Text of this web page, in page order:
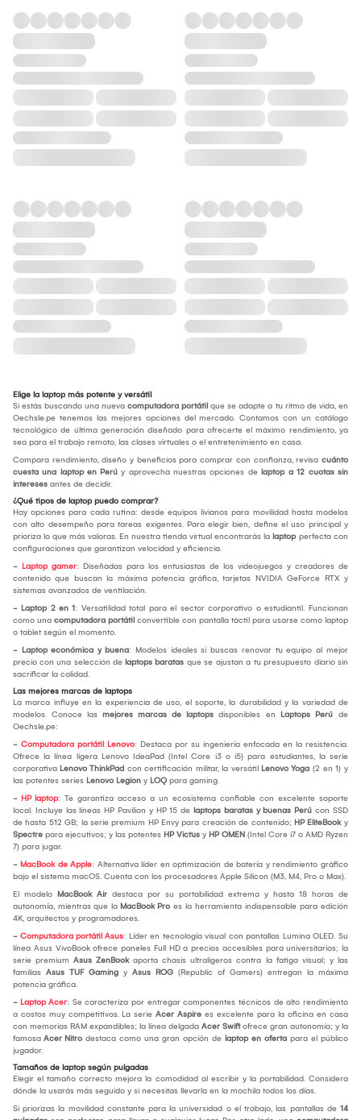
Elige la laptop más potente y versátil
Si estás buscando una nueva computadora portátil que se adapte a tu ritmo de vida, en
Oechsle.pe tenemos las mejores opciones del mercado. Contamos con un catálogo
tecnológico de última generación diseñado para ofrecerte el máximo rendimiento, ya
sea para el trabajo remoto, las clases virtuales o el entretenimiento en casa.
Compara rendimiento, diseño y beneficios para comprar con confianza, revisa cuánto
cuesta una laptop en Perú y aprovecha nuestras opciones de laptop a 12 cuotas sin
intereses antes de decidir.
¿Qué tipos de laptop puedo comprar?
Hay opciones para cada rutina: desde equipos livianos para movilidad hasta modelos
con alto desempeño para tareas exigentes. Para elegir bien, define el uso principal y
prioriza lo que más valoras. En nuestra tienda virtual encontrarás la laptopperfecta con
configuraciones que garantizan velocidad y eficiencia.
- Laptop gamer: Diseñadas para los entusiastas de los videojuegos y creadores de
contenido que buscan la máxima potencia gráfica, tarjetas NVIDIA GeForce RTX y
sistemas avanzados de ventilación.
- Laptop 2 en 1: Versatilidad total para el sector corporativo o estudiantil. Funcionan
como una computadora portátil convertible con pantalla táctil para usarse como laptop
o tablet según el momento.
- Laptop económica y buena: Modelos ideales si buscas renovar tu equipo al mejor
precio con una selección de laptops baratas que se ajustan a tu presupuesto diario sin
sacrificar la calidad.
Las mejores marcas de laptops
La marca influye en la experiencia de uso, el soporte, la durabilidad y la variedad de
modelos. Conoce las mejores marcas de laptops disponibles en Laptops Perú de
Oechsle.pe:
- Computadora portátil Lenovo: Destaca por su ingeniería enfocada en la resistencia.
Ofrece la línea ligera Lenovo IdeaPad (Intel Core i3 o i5) para estudiantes, la serie
corporativa Lenovo ThinkPad con certificación militar, la versátil Lenovo Yoga (2 en 1) y
las potentes series Lenovo Legion y LOQ para gaming.
- HP laptop: Te garantiza acceso a un ecosistema confiable con excelente soporte
local. Incluye las líneas HP Pavilion y HP 15 de laptops baratas y buenas Perú con SSD
de hasta 512 GB; la serie premium HP Envy para creación de contenido; HP EliteBooky
Spectre para ejecutivos; y las potentes HP Victus y HP OMEN (Intel Core i7 o AMD Ryzen
7) para jugar.
- MacBook de Apple: Alternativa líder en optimización de batería y rendimiento gráfico
bajo el sistema macOS. Cuenta con los procesadores Apple Silicon (M3, M4, Pro o Max).
El modelo MacBook Air destaca por su portabilidad extrema y hasta 18 horas de
autonomía, mientras que la MacBook Pro es la herramienta indispensable para edición
4K, arquitectos y programadores.
- Computadora portátil Asus: Líder en tecnología visual con pantallas Lumina OLED. Su
línea Asus VivoBook ofrece paneles Full HD a precios accesibles para universitarios; la
serie premium Asus ZenBookaporta chasis ultraligeros contra la fatiga visual; y las
familias Asus TUF Gaming y Asus ROG (Republic of Gamers) entregan la máxima
potencia gráfica.
- Laptop Acer: Se caracteriza por entregar componentes técnicos de alto rendimiento
a costos muy competitivos. La serie Acer Aspire es excelente para la oficina en casa
con memorias RAM expandibles; la línea delgada Acer Swiftofrece gran autonomía; y la
famosa Acer Nitro destaca como una gran opción de laptop en oferta para el público
jugador.
Tamaños de laptop según pulgadas
Elegir el tamaño correcto mejora la comodidad al escribir y la portabilidad. Considera
dónde la usarás más seguido y si necesitas llevarla en la mochila todos los días.
Si priorizas la movilidad constante para la universidad o el trabajo, las pantallas de 14